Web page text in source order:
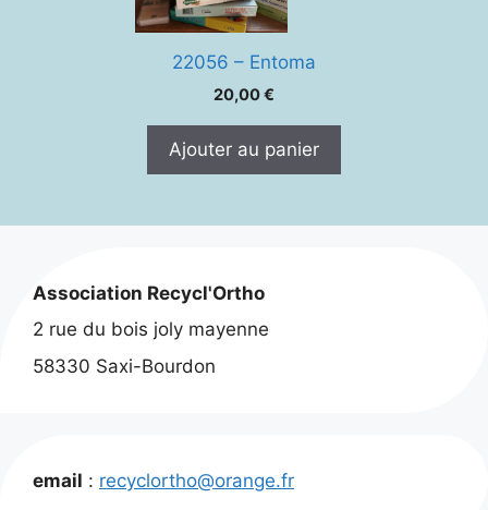
22056 – Entoma
20,00€
Ajouter au panier
Association Recycl'Ortho
2 rue du bois joly mayenne
58330 Saxi-Bourdon
email : recyclortho@orange.fr